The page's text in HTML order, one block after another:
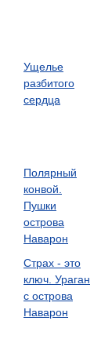
Ущелье
разбитого
сердца
Полярный
конвой.
Пушки
острова
Наварон
Страх - это
ключ. Ураган
с острова
Наварон